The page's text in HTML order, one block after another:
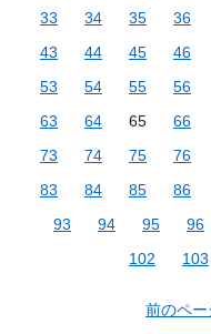
33
34 35 36
43
44 45 46
53
54 55 56
63
64 65 66
73
74 75 76
83
84 85 86
93
94 95 96
102
103
前のペー